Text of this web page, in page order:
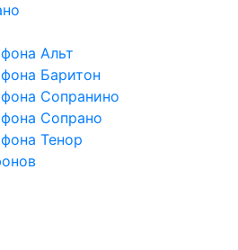
Альт
Баритон
Сопранино
Сопрано
Тенор